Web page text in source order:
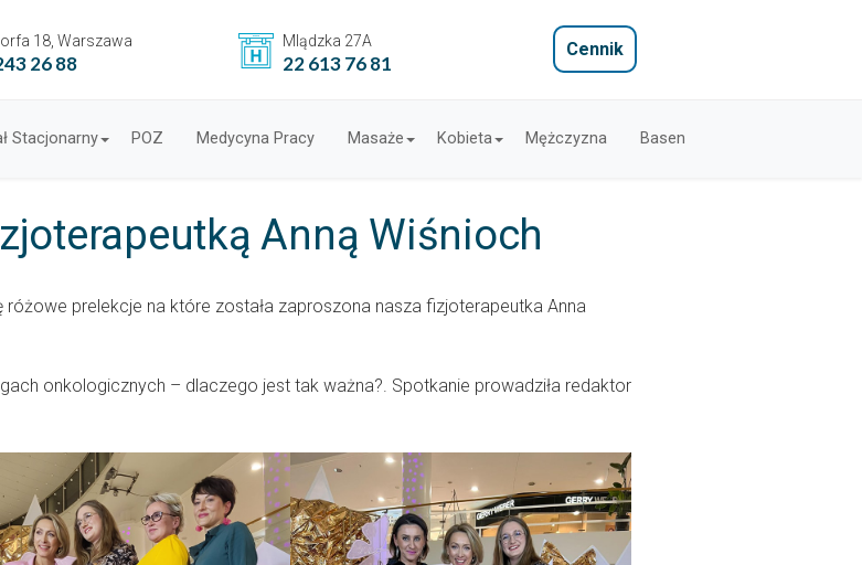
18, Warszawa
26 88
Mlądzka 27A
22 613 76 81
Cennik
Stacjonarny POZ Medycyna Pracy Masaże Kobieta Mężczyzna Basen
Anną Wiśnioch
różowe prelekcje na które została zaproszona nasza fizjoterapeutka Anna
onkologicznych – dlaczego jest tak ważna?. Spotkanie prowadziła redaktor